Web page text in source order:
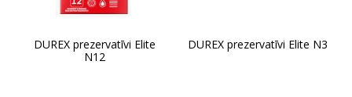
DUREX prezervatīvi Elite
N12
DUREX prezervatīvi Elite N3